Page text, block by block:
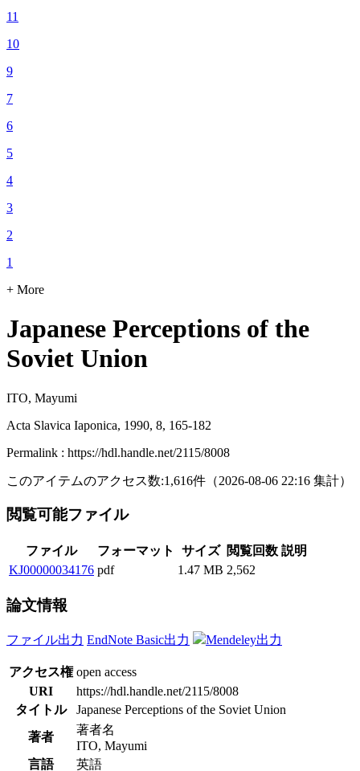
11
10
9
7
6
5
4
3
2
1
+ More
Japanese Perceptions of the
Soviet Union
ITO, Mayumi
Acta Slavica Iaponica, 1990, 8, 165-182
Permalink : https://hdl.handle.net/2115/8008
このアイテムのアクセス数:1,616件 （2026-08-06 22:16 集計）
閲覧可能ファイル
ファイル フォーマット サイズ 閲覧回数 説明
KJ00000034176 pdf 1.47 MB 2,562
論文情報
ファイル出力 EndNote Basic出力 Mendeley出力
アクセス権 open access
URI
https://hdl.handle.net/2115/8008
タイトル
Japanese Perceptions of the Soviet Union
著者
著者名
ITO, Mayumi
言語
英語